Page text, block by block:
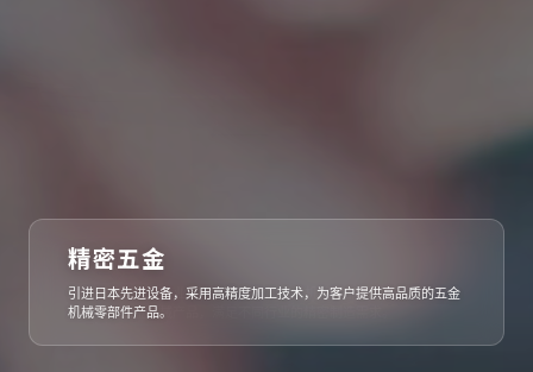
精密五金
引进日本先进设备，采用高精度加工技术，为客户提供高品质的五金
机械零部件产品。